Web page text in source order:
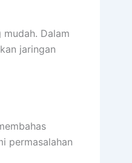
Dalam
jaringan
permasalahan